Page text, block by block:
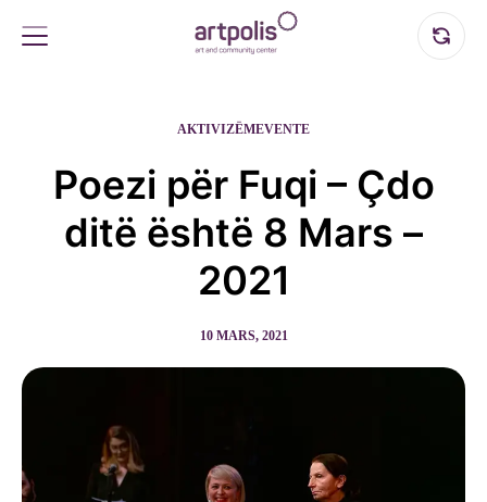
AKTIVIZËMEVENTE
Poezi për Fuqi – Çdo
ditë është 8 Mars –
2021
10 MARS, 2021